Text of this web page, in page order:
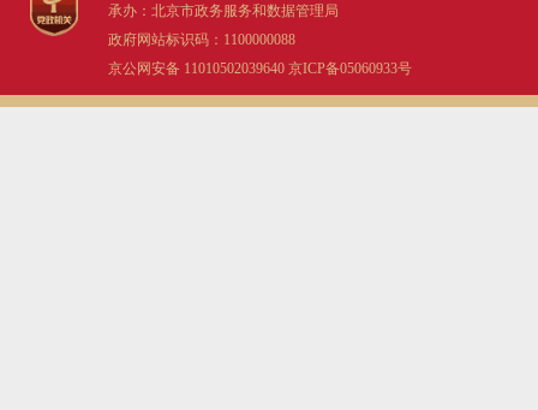
承办：北京市政务服务和数据管理局
政府网站标识码：1100000088
京公网安备 11010502039640 京ICP备05060933号